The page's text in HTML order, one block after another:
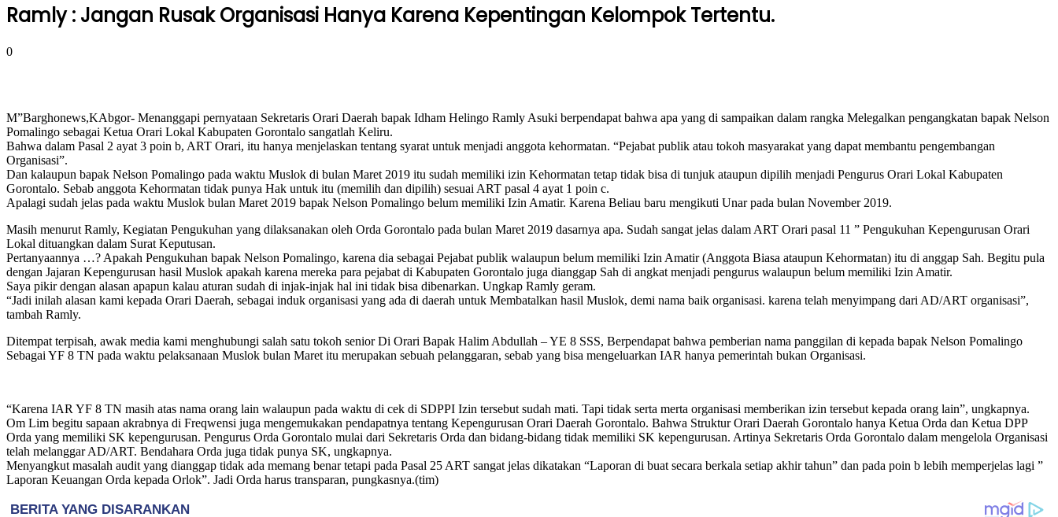
Ramly : Jangan Rusak Organisasi Hanya Karena Kepentingan Kelompok Tertentu.
0
M”Barghonews,KAbgor- Menanggapi pernyataan Sekretaris Orari Daerah bapak Idham Helingo Ramly Asuki berpendapat bahwa apa yang di sampaikan dalam rangka Melegalkan pengangkatan bapak Nelson
Pomalingo sebagai Ketua Orari Lokal Kabupaten Gorontalo sangatlah Keliru.
Bahwa dalam Pasal 2 ayat 3 poin b, ART Orari, itu hanya menjelaskan tentang syarat untuk menjadi anggota kehormatan. “Pejabat publik atau tokoh masyarakat yang dapat membantu pengembangan
Organisasi”.
Dan kalaupun bapak Nelson Pomalingo pada waktu Muslok di bulan Maret 2019 itu sudah memiliki izin Kehormatan tetap tidak bisa di tunjuk ataupun dipilih menjadi Pengurus Orari Lokal Kabupaten
Gorontalo. Sebab anggota Kehormatan tidak punya Hak untuk itu (memilih dan dipilih) sesuai ART pasal 4 ayat 1 poin c.
Apalagi sudah jelas pada waktu Muslok bulan Maret 2019 bapak Nelson Pomalingo belum memiliki Izin Amatir. Karena Beliau baru mengikuti Unar pada bulan November 2019.
Masih menurut Ramly, Kegiatan Pengukuhan yang dilaksanakan oleh Orda Gorontalo pada bulan Maret 2019 dasarnya apa. Sudah sangat jelas dalam ART Orari pasal 11 ” Pengukuhan Kepengurusan Orari
Lokal dituangkan dalam Surat Keputusan.
Pertanyaannya …? Apakah Pengukuhan bapak Nelson Pomalingo, karena dia sebagai Pejabat publik walaupun belum memiliki Izin Amatir (Anggota Biasa ataupun Kehormatan) itu di anggap Sah. Begitu pula
dengan Jajaran Kepengurusan hasil Muslok apakah karena mereka para pejabat di Kabupaten Gorontalo juga dianggap Sah di angkat menjadi pengurus walaupun belum memiliki Izin Amatir.
Saya pikir dengan alasan apapun kalau aturan sudah di injak-injak hal ini tidak bisa dibenarkan. Ungkap Ramly geram.
“Jadi inilah alasan kami kepada Orari Daerah, sebagai induk organisasi yang ada di daerah untuk Membatalkan hasil Muslok, demi nama baik organisasi. karena telah menyimpang dari AD/ART organisasi”,
tambah Ramly.
Ditempat terpisah, awak media kami menghubungi salah satu tokoh senior Di Orari Bapak Halim Abdullah – YE 8 SSS, Berpendapat bahwa pemberian nama panggilan di kepada bapak Nelson Pomalingo
Sebagai YF 8 TN pada waktu pelaksanaan Muslok bulan Maret itu merupakan sebuah pelanggaran, sebab yang bisa mengeluarkan IAR hanya pemerintah bukan Organisasi.
“Karena IAR YF 8 TN masih atas nama orang lain walaupun pada waktu di cek di SDPPI Izin tersebut sudah mati. Tapi tidak serta merta organisasi memberikan izin tersebut kepada orang lain”, ungkapnya.
Om Lim begitu sapaan akrabnya di Freqwensi juga mengemukakan pendapatnya tentang Kepengurusan Orari Daerah Gorontalo. Bahwa Struktur Orari Daerah Gorontalo hanya Ketua Orda dan Ketua DPP
Orda yang memiliki SK kepengurusan. Pengurus Orda Gorontalo mulai dari Sekretaris Orda dan bidang-bidang tidak memiliki SK kepengurusan. Artinya Sekretaris Orda Gorontalo dalam mengelola Organisasi
telah melanggar AD/ART. Bendahara Orda juga tidak punya SK, ungkapnya.
Menyangkut masalah audit yang dianggap tidak ada memang benar tetapi pada Pasal 25 ART sangat jelas dikatakan “Laporan di buat secara berkala setiap akhir tahun” dan pada poin b lebih memperjelas lagi ”
Laporan Keuangan Orda kepada Orlok”. Jadi Orda harus transparan, pungkasnya.(tim)